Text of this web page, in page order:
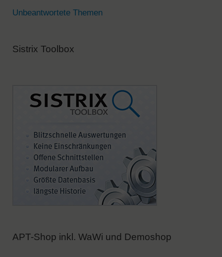
Unbeantwortete Themen
Sistrix Toolbox
APT-Shop inkl. WaWi und Demoshop